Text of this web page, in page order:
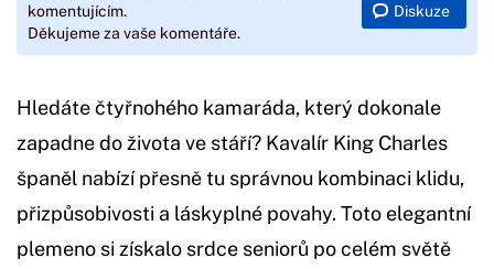
komentujícím.
Děkujeme za vaše komentáře.
Diskuze
Hledáte čtyřnohého kamaráda, který dokonale
zapadne do života ve stáří? Kavalír King Charles
španěl nabízí přesně tu správnou kombinaci klidu,
přizpůsobivosti a láskyplné povahy. Toto elegantní
plemeno si získalo srdce seniorů po celém světě